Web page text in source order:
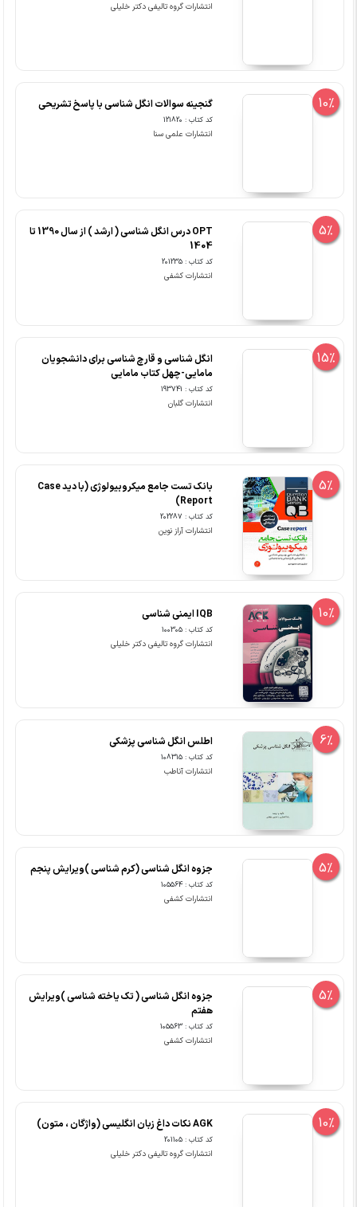
انتشارات گروه تالیفی دکتر خلیلی
10% گنجینه سوالات انگل شناسی با پاسخ تشریحی
کد کتاب : 121820
انتشارات علمی سنا
5%
OPT درس انگل شناسی ( ارشد ) از سال 1390 تا
1404
کد کتاب : 201235
انتشارات کشفی
15%
انگل شناسی و قارچ شناسی برای دانشجویان
مامایی-چهل کتاب مامایی
کد کتاب : 193741
انتشارات گلبان
5%
بانک تست جامع میکروبیولوژی (با دید Case
Report)
کد کتاب : 202287
انتشارات آراز نوین
10% IQB ایمنی شناسی
کد کتاب : 100305
انتشارات گروه تالیفی دکتر خلیلی
6% اطلس انگل شناسی پزشکی
کد کتاب : 108315
انتشارات آناطب
5% جزوه انگل شناسی (کرم شناسی )ویرایش پنجم
کد کتاب : 105564
انتشارات کشفی
5%
جزوه انگل شناسی ( تک یاخته شناسی )ویرایش
هفتم
کد کتاب : 105563
انتشارات کشفی
10% AGK نکات داغ زبان انگلیسی (واژگان ، متون)
کد کتاب : 201105
انتشارات گروه تالیفی دکتر خلیلی